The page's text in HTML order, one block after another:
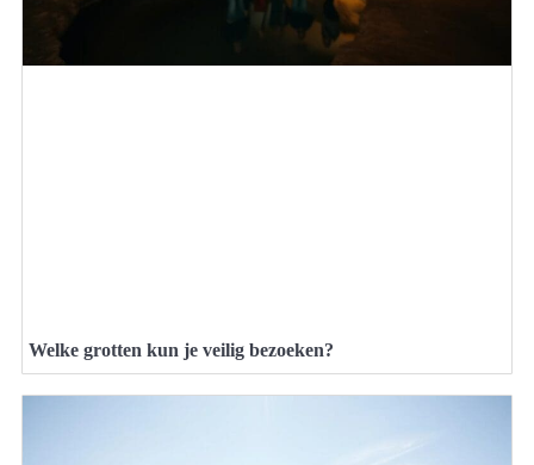
Welke grotten kun je veilig bezoeken?